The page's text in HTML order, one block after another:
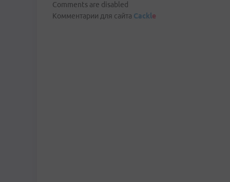
Comments are disabled
Комментарии для сайта Cackle